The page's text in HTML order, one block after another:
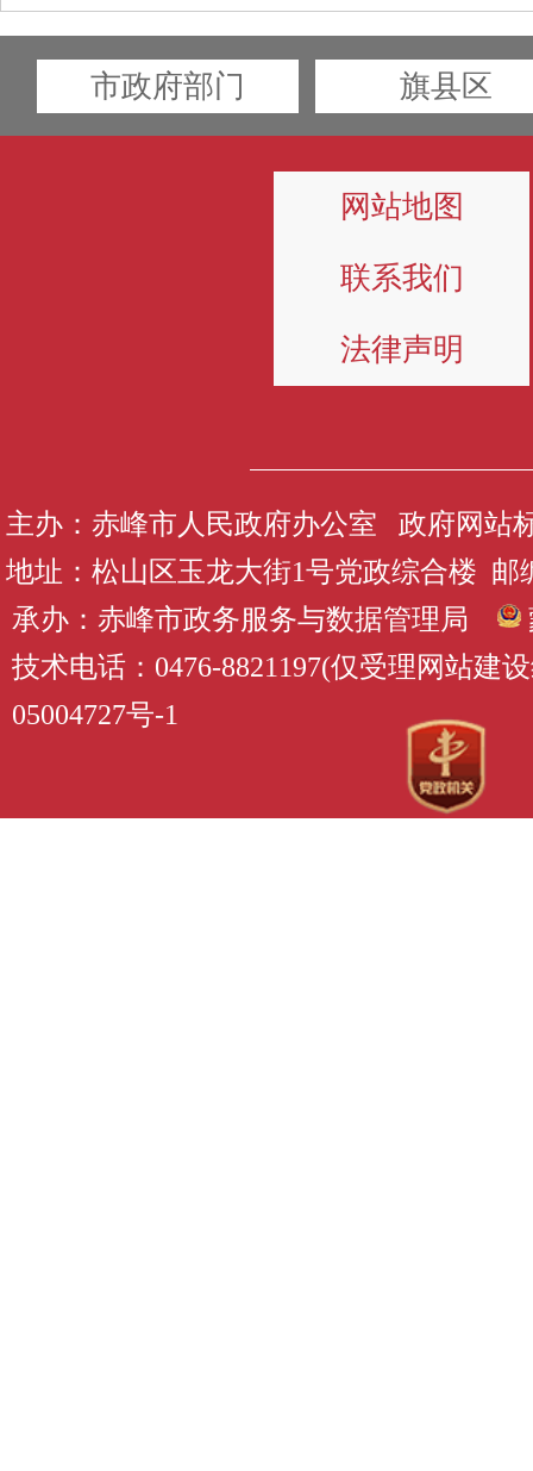
市政府部门 旗县区
网站地图
联系我们
法律声明
主办：赤峰市人民政府办公室 政府网站
地址：松山区玉龙大街1号党政综合楼 邮
承办：赤峰市政务服务与数据管理局
技术电话：0476-8821197(仅受理网站建
05004727号-1